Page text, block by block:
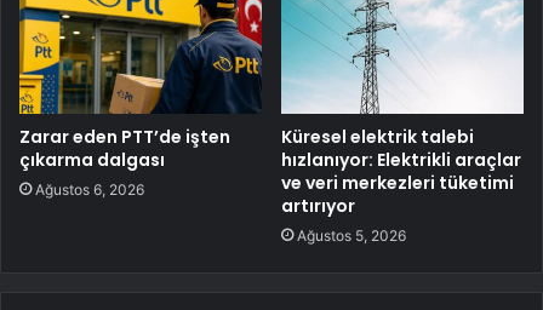
Zarar eden PTT’de işten
çıkarma dalgası
Ağustos 6, 2026
Küresel elektrik talebi
hızlanıyor: Elektrikli araçlar
ve veri merkezleri tüketimi
artırıyor
Ağustos 5, 2026